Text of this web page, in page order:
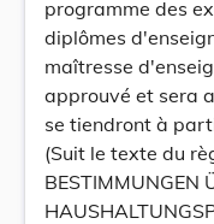
programme des
diplômes
maîtresse
approuvé et sera
se tiendront à
(Suit le texte du
BESTIMMUNGEN